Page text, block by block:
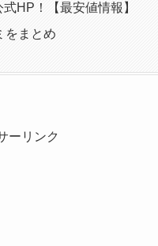
HP！【最安値情報】
をまとめ
ーリンク